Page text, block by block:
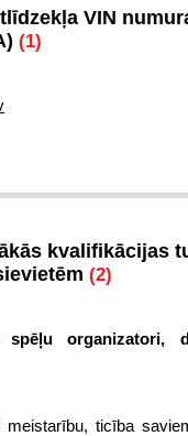
VIN
(1)
kvalifikācijas
(2)
spēļu organizatori,
meistarību, ticība